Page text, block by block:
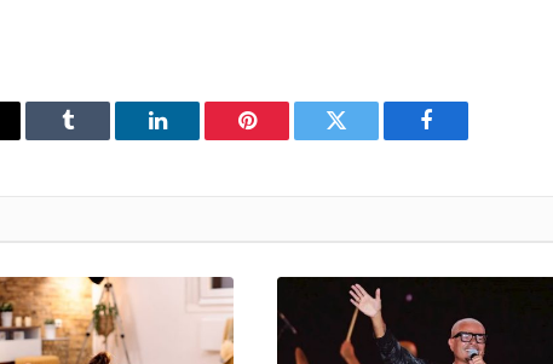
فيسبوك تويتر بينتيريستلينكدإن Tumblr